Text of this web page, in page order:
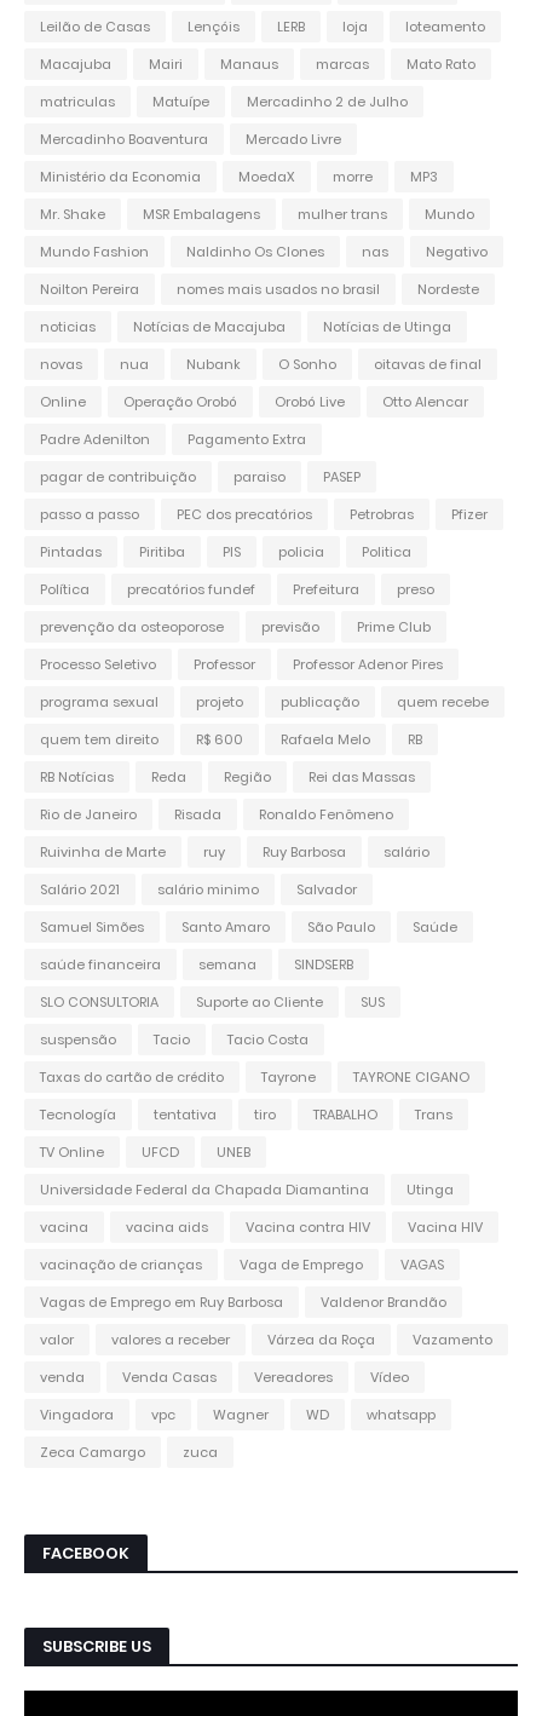
Leilão de Casas
Lençóis LERB loja
loteamento
Macajuba
Mairi Manaus marcas
Mato Rato
matriculas
Matuípe
Mercadinho 2 de Julho
Mercadinho Boaventura
Mercado Livre
Ministério da Economia
MoedaX morre
MP3
Mr. Shake
MSR Embalagens mulher trans
Mundo
Mundo Fashion
Naldinho Os Clones nas
Negativo
Noilton Pereira
nomes mais usados no brasil
Nordeste
noticias
Notícias de Macajuba
Notícias de Utinga
novas
nua Nubank O Sonho
oitavas de final
Online
Operação Orobó Orobó Live
Otto Alencar
Padre Adenilton
Pagamento Extra
pagar de contribuição
paraiso
PASEP
passo a passo
PEC dos precatórios Petrobras
Pfizer
Pintadas
Piritiba PIS policia
Politica
Política
precatórios fundef Prefeitura
preso
prevenção da osteoporose
previsão
Prime Club
Processo Seletivo
Professor
Professor Adenor Pires
programa sexual
projeto publicação
quem recebe
quem tem direito
R$ 600 Rafaela Melo
RB
RB Notícias
Reda Região
Rei das Massas
Rio de Janeiro
Risada
Ronaldo Fenômeno
Ruivinha de Marte
ruy Ruy Barbosa
salário
Salário 2021
salário minimo
Salvador
Samuel Simões
Santo Amaro São Paulo
Saúde
saúde financeira
semana
SINDSERB
SLO CONSULTORIA
Suporte ao Cliente
SUS
suspensão
Tacio
Tacio Costa
Taxas do cartão de crédito
Tayrone
TAYRONE CIGANO
Tecnología
tentativa tiro TRABALHO
Trans
TV Online
UFCD
UNEB
Universidade Federal da Chapada Diamantina
Utinga
vacina
vacina aids Vacina contra HIV
Vacina HIV
vacinação de crianças
Vaga de Emprego
VAGAS
Vagas de Emprego em Ruy Barbosa
Valdenor Brandão
valor
valores a receber Várzea da Roça
Vazamento
venda
Venda Casas Vereadores
Vídeo
Vingadora
vpc Wagner WD
whatsapp
Zeca Camargo
zuca
FACEBOOK
SUBSCRIBE US